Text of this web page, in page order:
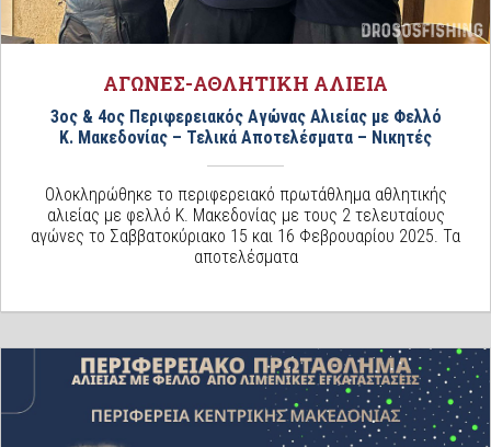
ΑΓΩΝΕΣ-ΑΘΛΗΤΙΚΗ ΑΛΙΕΙΑ
3ος & 4ος Περιφερειακός Αγώνας Αλιείας με Φελλό
Κ. Μακεδονίας – Τελικά Αποτελέσματα – Νικητές
Ολοκληρώθηκε το περιφερειακό πρωτάθλημα αθλητικής
αλιείας με φελλό Κ. Μακεδονίας με τους 2 τελευταίους
αγώνες το Σαββατοκύριακο 15 και 16 Φεβρουαρίου 2025. Τα
αποτελέσματα